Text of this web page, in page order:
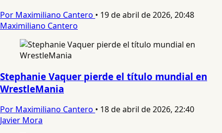
Por Maximiliano Cantero • 19 de abril de 2026, 20:48
Maximiliano Cantero
Stephanie Vaquer pierde el título mundial en
WrestleMania
Por Maximiliano Cantero • 18 de abril de 2026, 22:40
Javier Mora